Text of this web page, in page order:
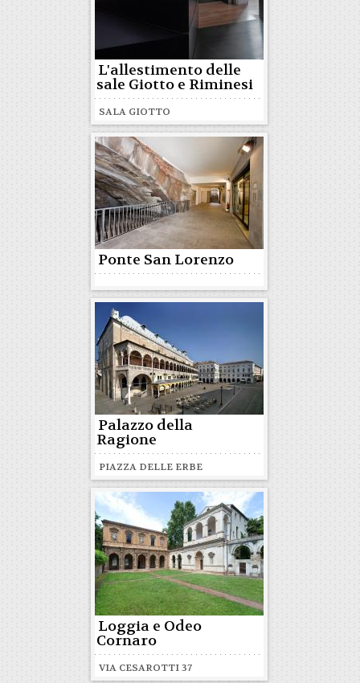
L'allestimento delle
sale Giotto e Riminesi
SALA GIOTTO
Ponte San Lorenzo
Palazzo della
Ragione
PIAZZA DELLE ERBE
Loggia e Odeo
Cornaro
VIA CESAROTTI 37